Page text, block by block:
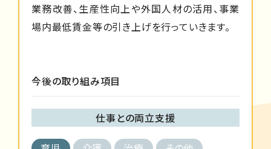
業務改善、生産性向上や外国人材の活用、事業
場内最低賃金等の引き上げを行っていきます。
今後の取り組み項目
仕事との両立支援